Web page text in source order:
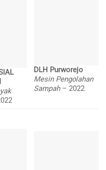
DLH Purworejo
Mesin Pengolahan
Sampah – 2022